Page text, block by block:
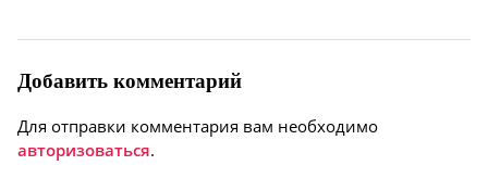
Добавить комментарий
Для отправки комментария вам необходимо
авторизоваться.